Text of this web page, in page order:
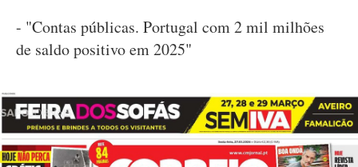
- "Contas públicas. Portugal com 2 mil milhões
de saldo positivo em 2025"